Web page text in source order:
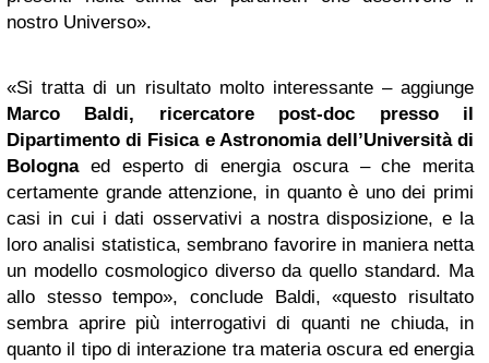
nostro Universo».
«Si tratta di un risultato molto interessante – aggiunge
Marco Baldi, ricercatore post-doc presso il
Dipartimento di Fisica e Astronomia dell’Università di
Bolognaed esperto di energia oscura – che merita
certamente grande attenzione, in quanto è uno dei primi
casi in cui i dati osservativi a nostra disposizione, e la
loro analisi statistica, sembrano favorire in maniera netta
un modello cosmologico diverso da quello standard. Ma
allo stesso tempo», conclude Baldi, «questo risultato
sembra aprire più interrogativi di quanti ne chiuda, in
quanto il tipo di interazione tra materia oscura ed energia